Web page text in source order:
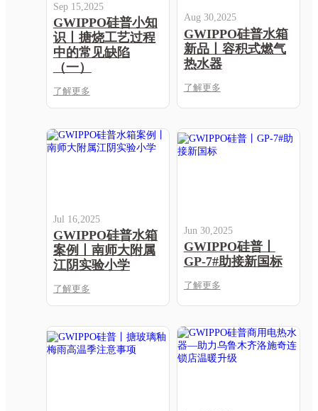
Sep 15,2025
GWIPPO硅普小知
识丨搪烧工艺过程
中的常见缺陷
（一）
了解更多
Aug 30,2025
GWIPPO硅普水箱
新品丨容积式燃气
热水器
了解更多
Jul 16,2025
GWIPPO硅普水箱
案例丨南师大附属
江阴实验小学
了解更多
Jun 30,2025
GWIPPO硅普丨
GP-7#助接新国标
了解更多